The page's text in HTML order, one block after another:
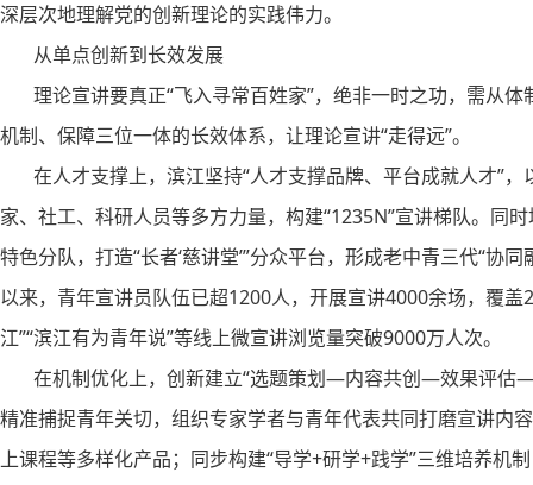
深层次地理解党的创新理论的实践伟力。
从单点创新到长效发展
理论宣讲要真正“飞入寻常百姓家”，绝非一时之功，需从体
机制、保障三位一体的长效体系，让理论宣讲“走得远”。
在人才支撑上，滨江坚持“人才支撑品牌、平台成就人才”，
家、社工、科研人员等多方力量，构建“1235N”宣讲梯队。同
特色分队，打造“长者‘慈讲堂’”分众平台，形成老中青三代“协
以来，青年宣讲员队伍已超1200人，开展宣讲4000余场，覆
江”“滨江有为青年说”等线上微宣讲浏览量突破9000万人次。
在机制优化上，创新建立“选题策划—内容共创—效果评估—
精准捕捉青年关切，组织专家学者与青年代表共同打磨宣讲内
上课程等多样化产品；同步构建“导学+研学+践学”三维培养机